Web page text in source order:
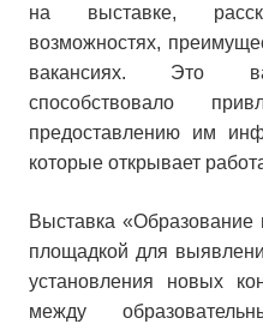
на выставке,
возможностях,
вакансиях. Это
способствовало
предоставлению им
которые открывает
Выставка «Образование
площадкой для
установления новых
между